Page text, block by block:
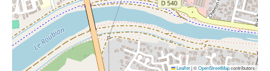
Leaflet|©OpenStreetMapcontributors